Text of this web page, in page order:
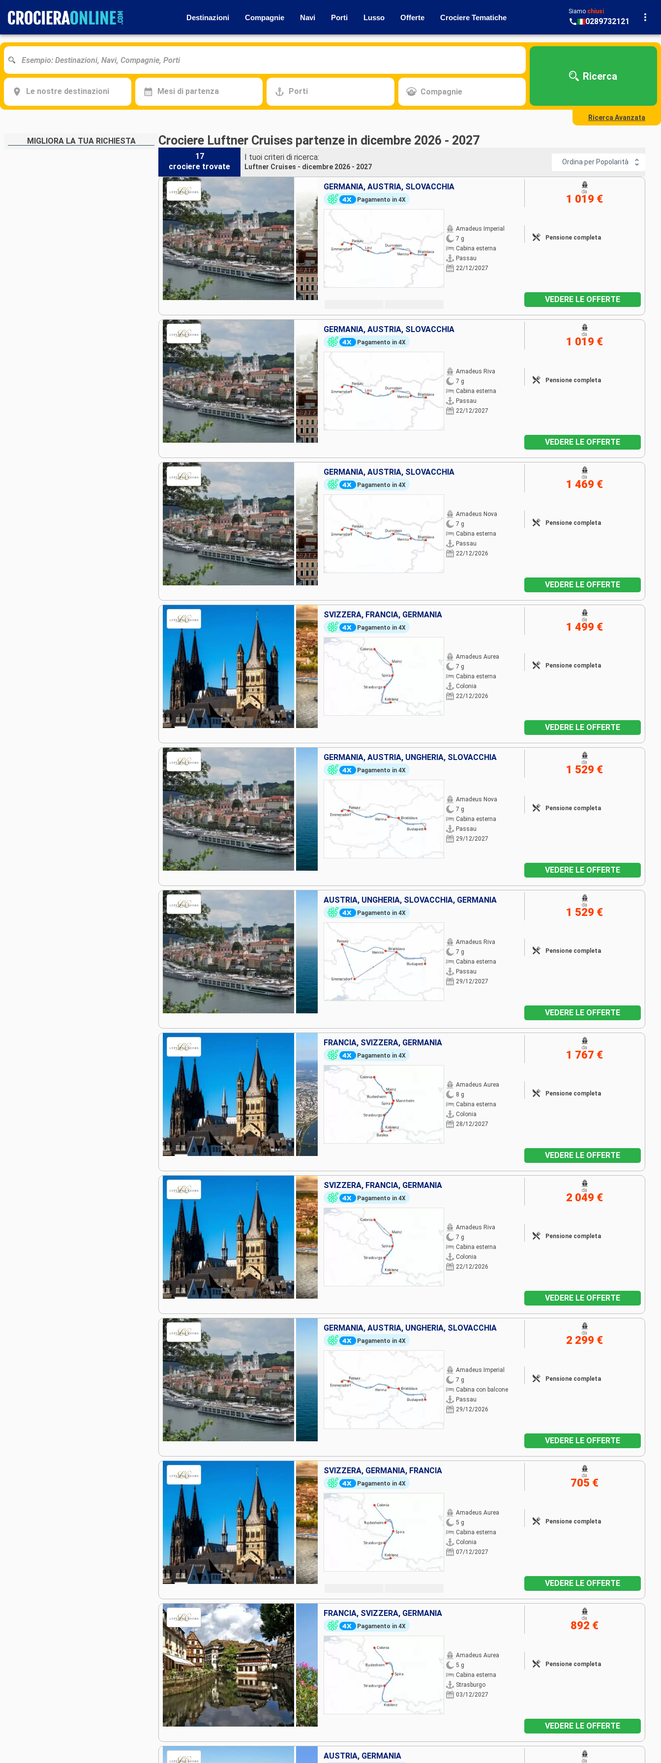
Destinazioni Compagnie Navi Porti Lusso Offerte Crociere Tematiche
Siamo chiusi
0289732121
Le nostre destinazioni Mesi di partenza Porti Compagnie
Ricerca
Ricerca Avanzata
MIGLIORA LA TUA RICHIESTA Crociere Luftner Cruises partenze in dicembre 2026 - 2027
17
crociere trovate
I tuoi criteri di ricerca:
Luftner Cruises - dicembre 2026 - 2027
Ordina per Popolarità
GERMANIA, AUSTRIA, SLOVACCHIA
Pagamento in 4X
Amadeus Imperial
7 g
Cabina esterna
Passau
22/12/2027
Pensione completa
da
1 019 €
VEDERE LE OFFERTE
GERMANIA, AUSTRIA, SLOVACCHIA
Pagamento in 4X
Amadeus Riva
7 g
Cabina esterna
Passau
22/12/2027
Pensione completa
da
1 019 €
VEDERE LE OFFERTE
GERMANIA, AUSTRIA, SLOVACCHIA
Pagamento in 4X
Amadeus Nova
7 g
Cabina esterna
Passau
22/12/2026
Pensione completa
da
1 469 €
VEDERE LE OFFERTE
SVIZZERA, FRANCIA, GERMANIA
Pagamento in 4X
Amadeus Aurea
7 g
Cabina esterna
Colonia
22/12/2026
Pensione completa
da
1 499 €
VEDERE LE OFFERTE
GERMANIA, AUSTRIA, UNGHERIA, SLOVACCHIA
Pagamento in 4X
Amadeus Nova
7 g
Cabina esterna
Passau
29/12/2027
Pensione completa
da
1 529 €
VEDERE LE OFFERTE
AUSTRIA, UNGHERIA, SLOVACCHIA, GERMANIA
Pagamento in 4X
Amadeus Riva
7 g
Cabina esterna
Passau
29/12/2027
Pensione completa
da
1 529 €
VEDERE LE OFFERTE
FRANCIA, SVIZZERA, GERMANIA
Pagamento in 4X
Amadeus Aurea
8 g
Cabina esterna
Colonia
28/12/2027
Pensione completa
da
1 767 €
VEDERE LE OFFERTE
SVIZZERA, FRANCIA, GERMANIA
Pagamento in 4X
Amadeus Riva
7 g
Cabina esterna
Colonia
22/12/2026
Pensione completa
da
2 049 €
VEDERE LE OFFERTE
GERMANIA, AUSTRIA, UNGHERIA, SLOVACCHIA
Pagamento in 4X
Amadeus Imperial
7 g
Cabina con balcone
Passau
29/12/2026
Pensione completa
da
2 299 €
VEDERE LE OFFERTE
SVIZZERA, GERMANIA, FRANCIA
Pagamento in 4X
Amadeus Aurea
5 g
Cabina esterna
Colonia
07/12/2027
Pensione completa
da
705 €
VEDERE LE OFFERTE
FRANCIA, SVIZZERA, GERMANIA
Pagamento in 4X
Amadeus Aurea
5 g
Cabina esterna
Strasburgo
03/12/2027
Pensione completa
da
892 €
VEDERE LE OFFERTE
AUSTRIA, GERMANIA
da